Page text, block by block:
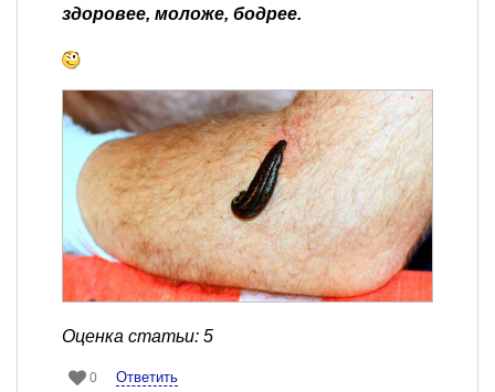
здоровее, моложе, бодрее.
Оценка статьи: 5
0 Ответить